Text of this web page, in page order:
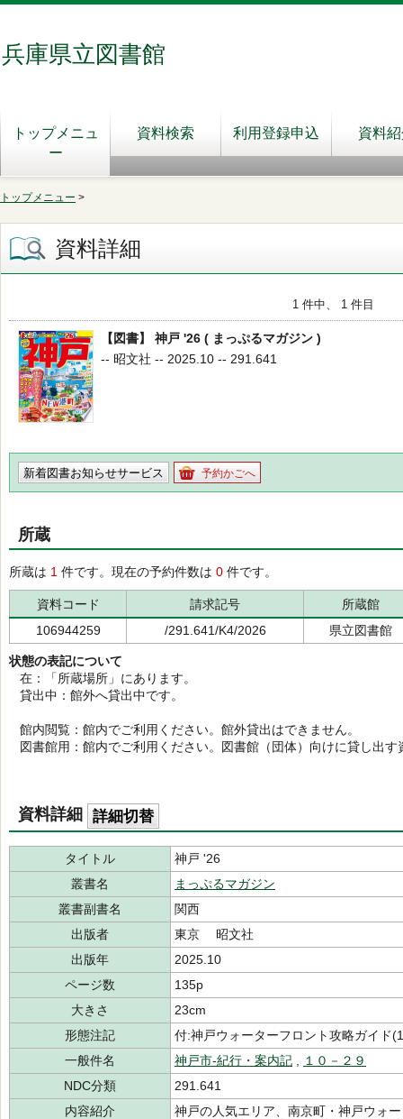
兵庫県立図書館
トップメニュ
ー
資料検索 利用登録申込 資料
トップメニュー >
資料詳細
1 件中、 1 件目
【図書】 神戸 '26 ( まっぷるマガジン )
-- 昭文社 -- 2025.10 -- 291.641
新着図書お知らせサービス 予約かごへ
所蔵
所蔵は 1 件です。現在の予約件数は 0 件です。
資料コード 請求記号
所蔵館
106944259
/291.641/K4/2026 県立図書館
状態の表記について
在：「所蔵場所」にあります。
貸出中：館外へ貸出中です。
館内閲覧：館内でご利用ください。館外貸出はできません。
図書館用：館内でご利用ください。図書館（団体）向けに貸し出す
資料詳細 詳細切替
タイトル
神戸 '26
叢書名
まっぷるマガジン
叢書副書名
関西
出版者
東京 昭文社
出版年
2025.10
ページ数
135p
大きさ
23cm
形態注記
付:神戸ウォーターフロント攻略ガイド
一般件名
神戸市-紀行・案内記
１０－２９
NDC分類
291.641
内容紹介
神戸の人気エリア、南京町・神戸ウォ